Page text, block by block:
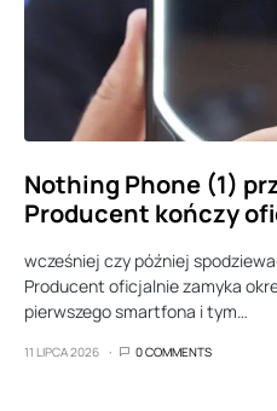
Nothing Phone (1)
Producent kończy
wcześniej czy później
Producent oficjalnie zamyka
pierwszego smartfona i tym…
11 LIPCA 2026 0 COMMENTS